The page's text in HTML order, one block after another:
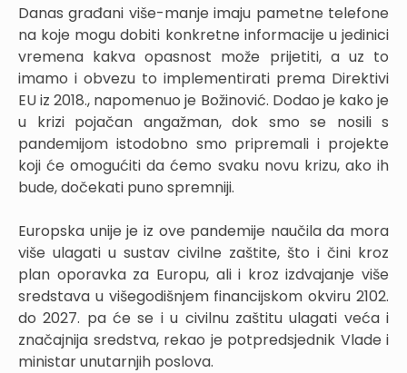
Danas građani više-manje imaju pametne telefone
na koje mogu dobiti konkretne informacije u jedinici
vremena kakva opasnost može prijetiti, a uz to
imamo i obvezu to implementirati prema Direktivi
EU iz 2018., napomenuo je Božinović. Dodao je kako je
u krizi pojačan angažman, dok smo se nosili s
pandemijom istodobno smo pripremali i projekte
koji će omogućiti da ćemo svaku novu krizu, ako ih
bude, dočekati puno spremniji.
Europska unije je iz ove pandemije naučila da mora
više ulagati u sustav civilne zaštite, što i čini kroz
plan oporavka za Europu, ali i kroz izdvajanje više
sredstava u višegodišnjem financijskom okviru 2102.
do 2027. pa će se i u civilnu zaštitu ulagati veća i
značajnija sredstva, rekao je potpredsjednik Vlade i
ministar unutarnjih poslova.